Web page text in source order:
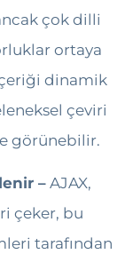
çok dilli
ortaya
dinamik
çeviri
görünebilir.
– AJAX,
çeker, bu
tarafından